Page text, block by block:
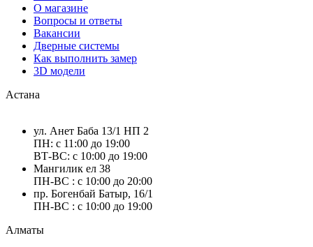
О магазине
Вопросы и ответы
Вакансии
Дверные системы
Как выполнить замер
3D модели
Астана
ул. Анет Баба 13/1 НП 2
ПН: с 11:00 до 19:00
ВТ-ВС: с 10:00 до 19:00
Мангилик ел 38
ПН-ВС : с 10:00 до 20:00
пр. Богенбай Батыр, 16/1
ПН-ВС : с 10:00 до 19:00
Алматы